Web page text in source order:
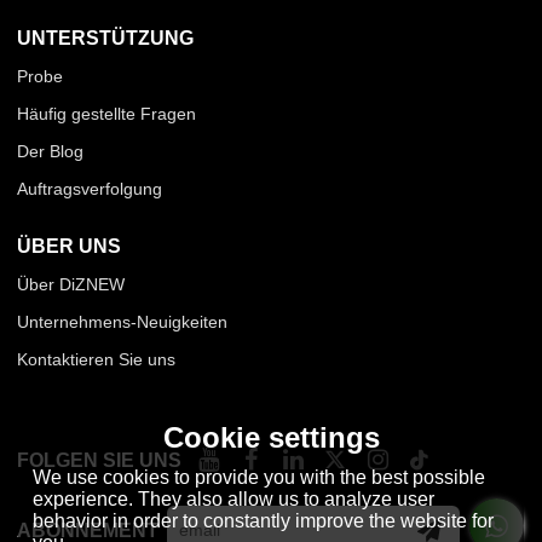
UNTERSTÜTZUNG
Probe
Häufig gestellte Fragen
Der Blog
Auftragsverfolgung
ÜBER UNS
Über DiZNEW
Unternehmens-Neuigkeiten
Kontaktieren Sie uns
FOLGEN SIE UNS
ABONNEMENT
Cookie settings
We use cookies to provide you with the best possible
experience. They also allow us to analyze user
behavior in order to constantly improve the website for